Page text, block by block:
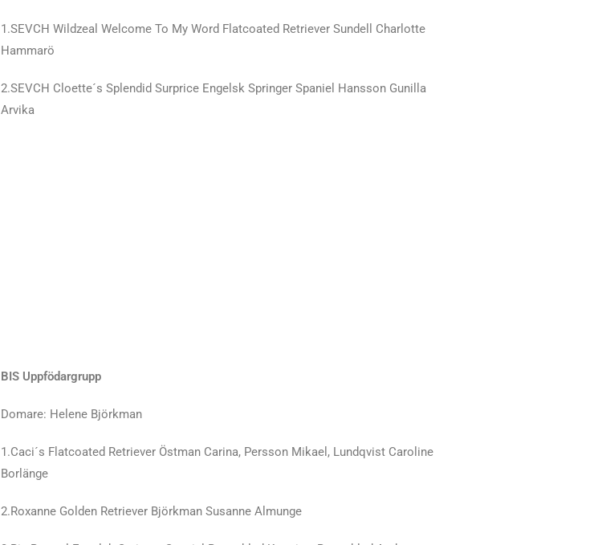
1.SEVCH Wildzeal Welcome To My Word Flatcoated Retriever Sundell Charlotte
Hammarö
2.SEVCH Cloette´s Splendid Surprice Engelsk Springer Spaniel Hansson Gunilla
Arvika
BIS Uppfödargrupp
Domare: Helene Björkman
1.Caci´s Flatcoated Retriever Östman Carina, Persson Mikael, Lundqvist Caroline
Borlänge
2.Roxanne Golden Retriever Björkman Susanne Almunge